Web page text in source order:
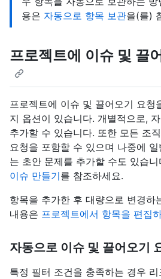
용은 자동으로 항목 보관을(를)
프로젝트에 이슈 및 끌
프로젝트에 이슈 및 끌어오기 요청
지 옵션이 있습니다. 개별적으로,
추가할 수 있습니다. 또한 모든 조
요청을 포함할 수 있으며 나중에
는 초안 문제를 추가할 수도 있습
이슈 만들기를 참조하세요.
항목을 추가한 후 대량으로 변경하
내용은 프로젝트에서 항목을 편집
자동으로 이슈 및 끌어오기
특정 필터 조건을 충족하는 경우